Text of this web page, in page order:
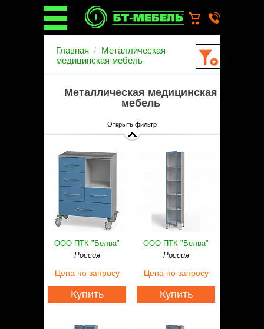
О бренде
Услуги
светильников
Ремонт медицинской мебели
Гарантийное обслуживание
медицинской мебели
Инструкции от производителей
Установка медицинской мебели
Доставка
Наши объекты
Производители
Дилерам
Контакты
Главная
Металлическая
медицинская мебель
Металлическая медицинская
мебель
Открыть фильтр
ООО ПТК "Белва"
Россия
Цена по запросу
Купить
ООО ПТК "Белва"
Россия
Цена по запросу
Купить